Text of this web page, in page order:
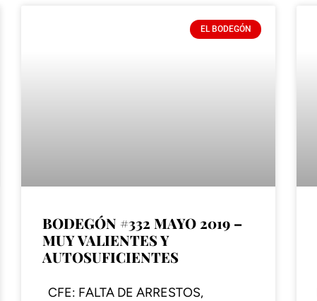
EL BODEGÓN
BODEGÓN #332 MAYO 2019 –
MUY VALIENTES Y
AUTOSUFICIENTES
CFE: FALTA DE ARRESTOS,